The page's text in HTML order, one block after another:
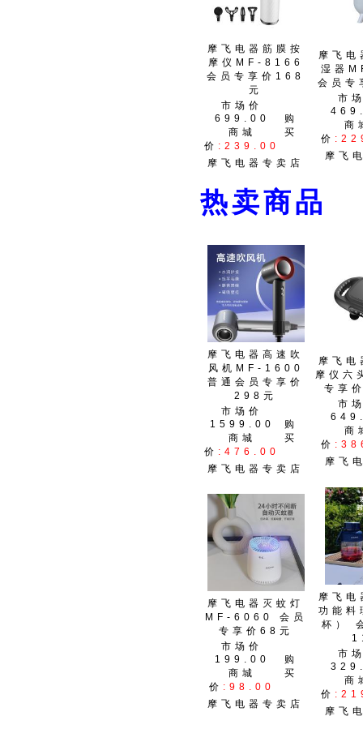
摩飞电器筋膜按
摩仪MF-8166
会员专享价168
元
市场价
699.00
购
买
商城
价 :239.00
摩飞电器专卖店
摩飞电
湿器
会员
市
商
价
摩飞
热卖
摩飞电器高速吹
风机MF-1600
普通会员专享价
298元
市场价
1599.00
购
买
商城
价 :476.00
摩飞电器专卖店
摩飞电
摩仪六
专享
市
商
价
摩飞
摩飞电器灭蚊灯
MF-6060 会员
专享价68元
市场价
199.00
购
买
商城
价 :98.00
摩飞电器专卖店
摩飞电
功能料
杯）
市
商
价
摩飞